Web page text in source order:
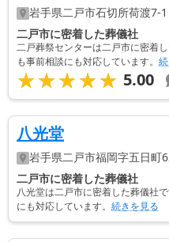
岩手県二戸市石切所荷渡7-1
二戸市に密着した葬儀社
二戸葬祭センターは二戸市に密着
も事前相談にも対応しています。
★★★★★
★★★★★ 5.00
八光堂
岩手県二戸市福岡字五日町
二戸市に密着した葬儀社
八光堂は二戸市に密着した葬儀社
にも対応しています。 続きを見る